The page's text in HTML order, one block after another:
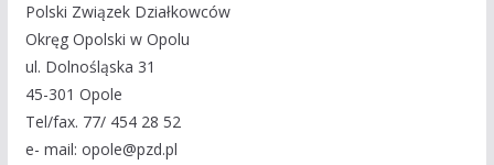
Polski Związek Działkowców
Okręg Opolski w Opolu
ul. Dolnośląska 31
45-301 Opole
Tel/fax. 77/ 454 28 52
e- mail: opole@pzd.pl